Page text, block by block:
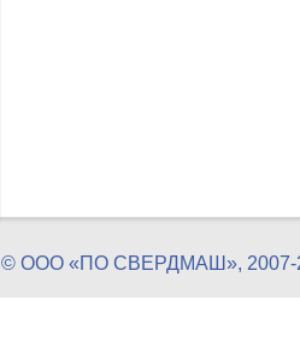
© ООО «ПО СВЕРДМАШ»,